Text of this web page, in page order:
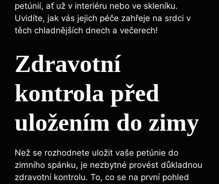
petúnií, ať už v interiéru nebo ve skleníku.
Uvidíte, jak vás jejich péče zahřeje na srdci v
těch chladnějších dnech a večerech!
Zdravotní
kontrola před
uložením do zimy
Než se rozhodnete uložit vaše petúnie do
zimního spánku, je nezbytné provést důkladnou
zdravotní kontrolu. To, co se na první pohled